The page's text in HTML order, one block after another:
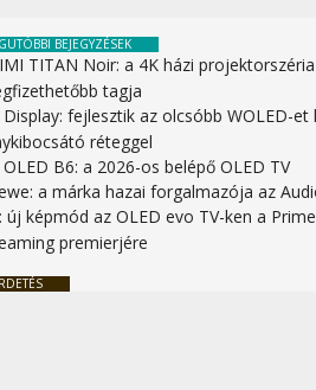
BEJEGYZÉSEK
TITAN Noir: a 4K házi projektorszéria
tagja
Display: fejlesztik az olcsóbb WOLED-et
réteggel
OLED B6: a 2026-os belépő OLED TV
a márka hazai forgalmazója az
új képmód az OLED evo TV-ken a
premierjére